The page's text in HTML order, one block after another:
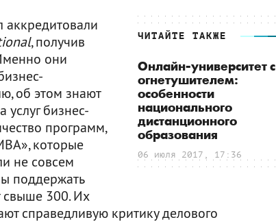
ЧИТАЙТЕ ТАКЖЕ
Онлайн-университет с
огнетушителем:
особенности
национального
дистанционного
образования
06 июля 2017, 17:36
аккредитовали
, получив
они
об этом знают
услуг бизнес-
программ,
которые
не совсем
поддержать
свыше 300. Их
справедливую критику делового